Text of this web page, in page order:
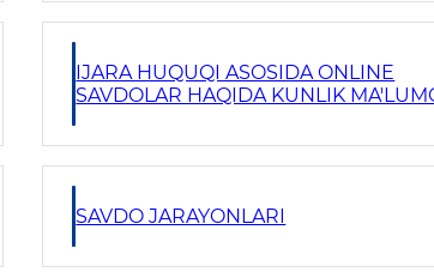
IJARA HUQUQI ASOSIDA ONLINE
SAVDOLAR HAQIDA KUNLIK
SAVDO JARAYONLARI